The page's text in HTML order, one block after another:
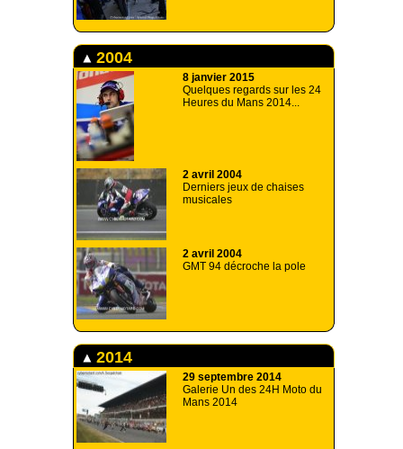
2004
8 janvier 2015
Quelques regards sur les 24
Heures du Mans 2014...
2 avril 2004
Derniers jeux de chaises
musicales
2 avril 2004
GMT 94 décroche la pole
2014
29 septembre 2014
Galerie Un des 24H Moto du
Mans 2014